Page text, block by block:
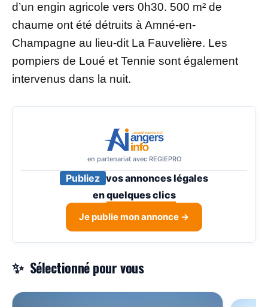
d’un engin agricole vers 0h30. 500 m² de
chaume ont été détruits à Amné-en-
Champagne au lieu-dit La Fauvelière. Les
pompiers de Loué et Tennie sont également
intervenus dans la nuit.
en partenariat avec REGIEPRO
Publiez vos annonces légales
enquelques clics
Je publie mon annonce →
Sélectionné pour vous